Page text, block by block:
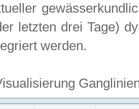
letzten drei Tage)
werden.